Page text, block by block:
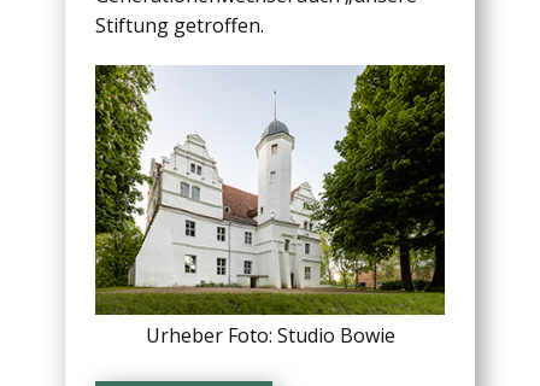
Stiftung getroffen.
Urheber Foto: Studio Bowie